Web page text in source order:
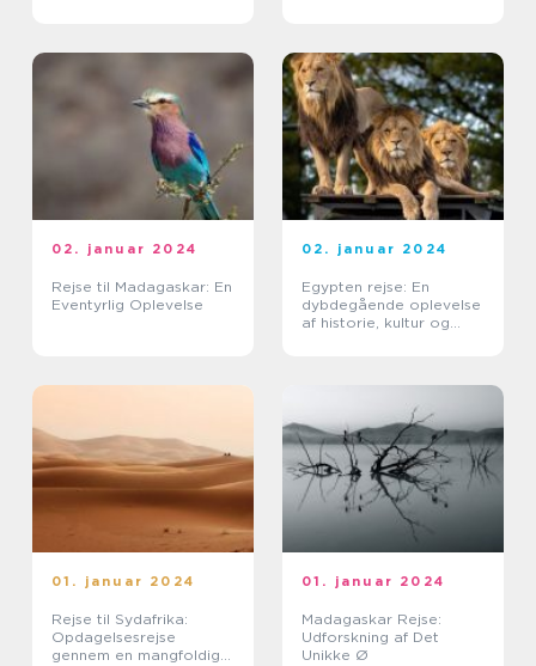
02. januar 2024
Rejse til Madagaskar: En
Eventyrlig Oplevelse
02. januar 2024
Egypten rejse: En
dybdegående oplevelse
af historie, kultur og
01. januar 2024
Rejse til Sydafrika:
Opdagelsesrejse
gennem en mangfoldig
01. januar 2024
Madagaskar Rejse:
Udforskning af Det
Unikke Ø